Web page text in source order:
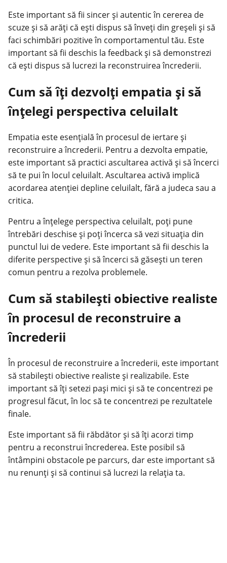
Este important să fii sincer și autentic în cererea de
scuze și să arăți că ești dispus să înveți din greșeli și să
faci schimbări pozitive în comportamentul tău. Este
important să fii deschis la feedback și să demonstrezi
că ești dispus să lucrezi la reconstruirea încrederii.
Cum să îți dezvolți empatia și să
înțelegi perspectiva celuilalt
Empatia este esențială în procesul de iertare și
reconstruire a încrederii. Pentru a dezvolta empatie,
este important să practici ascultarea activă și să încerci
să te pui în locul celuilalt. Ascultarea activă implică
acordarea atenției depline celuilalt, fără a judeca sau a
critica.
Pentru a înțelege perspectiva celuilalt, poți pune
întrebări deschise și poți încerca să vezi situația din
punctul lui de vedere. Este important să fii deschis la
diferite perspective și să încerci să găsești un teren
comun pentru a rezolva problemele.
Cum să stabilești obiective realiste
în procesul de reconstruire a
încrederii
În procesul de reconstruire a încrederii, este important
să stabilești obiective realiste și realizabile. Este
important să îți setezi pași mici și să te concentrezi pe
progresul făcut, în loc să te concentrezi pe rezultatele
finale.
Este important să fii răbdător și să îți acorzi timp
pentru a reconstrui încrederea. Este posibil să
întâmpini obstacole pe parcurs, dar este important să
nu renunți și să continui să lucrezi la relația ta.